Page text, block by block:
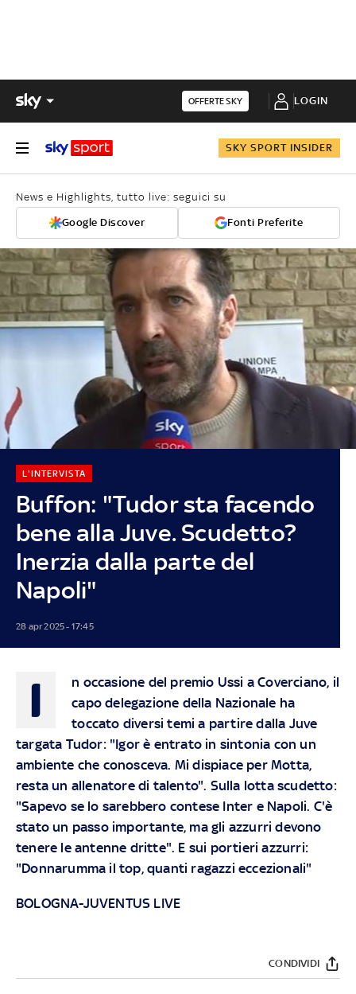
OFFERTE SKY LOGIN
SKY SPORT INSIDER
News e Highlights, tutto live: seguici su
Google Discover Fonti Preferite
Buffon: "Tudor sta facendo
bene alla Juve. Scudetto?
Inerzia dalla parte del
Napoli"
L'INTERVISTA
28 apr 2025 - 17:45
I
n occasione del premio Ussi a Coverciano, il
capo delegazione della Nazionale ha
toccato diversi temi a partire dalla Juve
targata Tudor: "Igor è entrato in sintonia con un
ambiente che conosceva. Mi dispiace per Motta,
resta un allenatore di talento". Sulla lotta scudetto:
"Sapevo se lo sarebbero contese Inter e Napoli. C'è
stato un passo importante, ma gli azzurri devono
tenere le antenne dritte". E sui portieri azzurri:
"Donnarumma il top, quanti ragazzi eccezionali"
BOLOGNA-JUVENTUS LIVE
CONDIVIDI